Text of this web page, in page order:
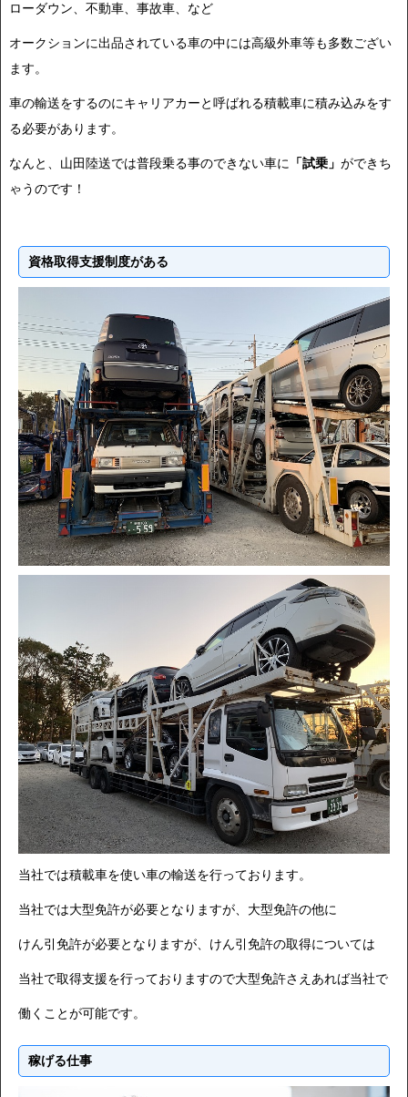
ローダウン、不動車、事故車、など
オークションに出品されている車の中には高級外車等も多数ござい
ます。
車の輸送をするのにキャリアカーと呼ばれる積載車に積み込みをす
る必要があります。
なんと、山田陸送では普段乗る事のできない車に 「試乗」 ができち
ゃうのです！
資格取得支援制度がある
当社では積載車を使い車の輸送を行っております。
当社では大型免許が必要となりますが、大型免許の他に
けん引免許が必要となりますが、けん引免許の取得については
当社で取得支援を行っておりますので大型免許さえあれば当社で
働くことが可能です。
稼げる仕事